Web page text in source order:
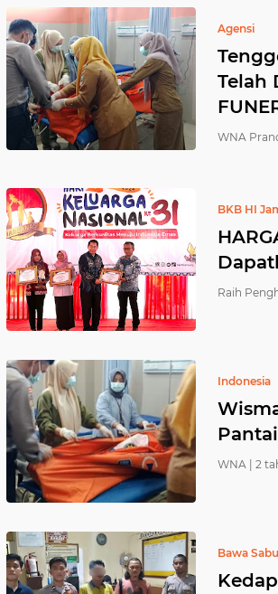
Agensi
Telah
WNA
BKB HI
Raih
Indonesia
WNA | 2
Bawa Sabu